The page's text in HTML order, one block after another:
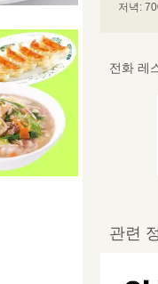
저녁:
전화 레
관련